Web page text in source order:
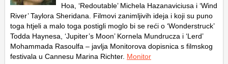
Hoa, ‘Redoutable’ Michela Hazanaviciusa i ‘Wind
River’ Taylora Sheridana. Filmovi zanimljivih ideja i koji su puno
toga htjeli a malo toga postigli moglo bi se reći o ‘Wonderstruck’
Todda Haynesa, ‘Jupiter’s Moon’ Kornela Mundrucza i ‘Lerd’
Mohammada Rasoulfa – javlja Monitorova dopisnica s filmskog
festivala u Cannesu Marina Richter. Monitor